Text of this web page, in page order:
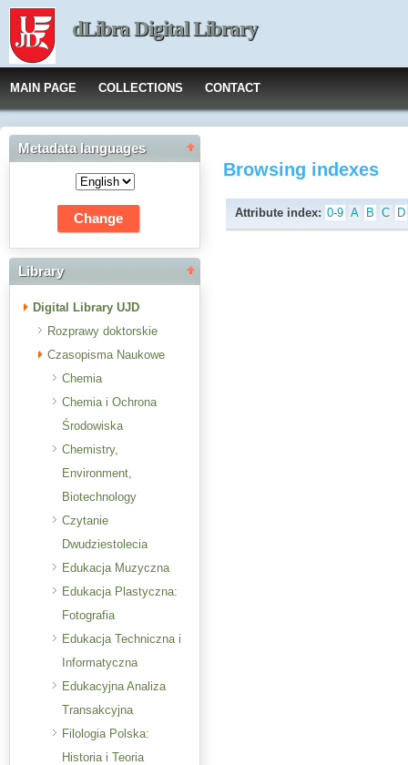
dLibra Digital Library
MAIN PAGE COLLECTIONS CONTACT
Metadata languages
Library
Digital Library UJD
Rozprawy doktorskie
Czasopisma Naukowe
Chemia
Chemia i Ochrona
Środowiska
Chemistry,
Environment,
Biotechnology
Czytanie
Dwudziestolecia
Edukacja Muzyczna
Edukacja Plastyczna:
Fotografia
Edukacja Techniczna i
Informatyczna
Edukacyjna Analiza
Transakcyjna
Filologia Polska:
Historia i Teoria
Browsing indexes
Attribute index: 0-9 A B C D